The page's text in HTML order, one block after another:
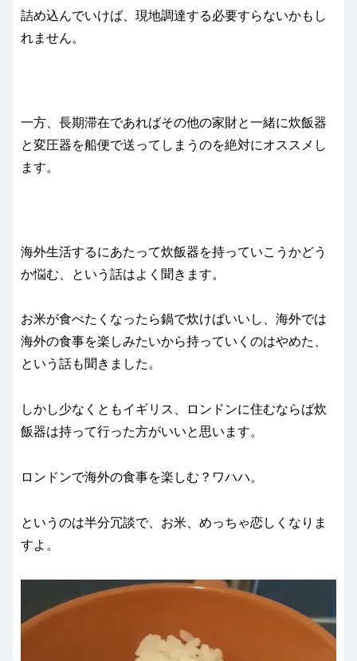
詰め込んでいけば、現地調達する必要すらないかもし
れません。
一方、長期滞在であればその他の家財と一緒に炊飯器
と変圧器を船便で送ってしまうのを絶対にオススメし
ます。
海外生活するにあたって炊飯器を持っていこうかどう
か悩む、という話はよく聞きます。
お米が食べたくなったら鍋で炊けばいいし、海外では
海外の食事を楽しみたいから持っていくのはやめた、
という話も聞きました。
しかし少なくともイギリス、ロンドンに住むならば炊
飯器は持って行った方がいいと思います。
ロンドンで海外の食事を楽しむ？ワハハ。
というのは半分冗談で、お米、めっちゃ恋しくなりま
すよ。